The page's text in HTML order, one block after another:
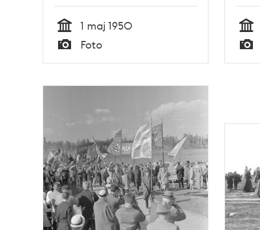
Tid
1 maj 1950
Typ
Foto Tid
Typ